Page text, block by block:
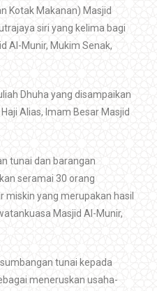
Kotak Makanan) Masjid
siri yang kelima bagi
Al-Munir, Mukim Senak,
Dhuha yang disampaikan
Alias, Imam Besar Masjid
tunai dan barangan
seramai 30 orang
yang merupakan hasil
Masjid Al-Munir,
tunai kepada
meneruskan usaha-